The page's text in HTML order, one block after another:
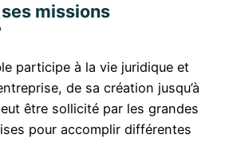
missions
participe à la vie juridique et
de sa création jusqu’à
être sollicité par les grandes
pour accomplir différentes